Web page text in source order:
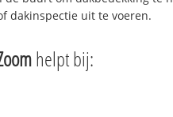
dakinspectie uit te voeren.
helpt bij: